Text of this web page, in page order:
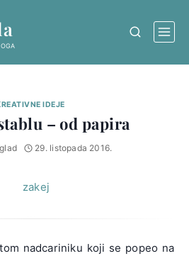
IDEJE
– od papira
29. listopada 2016.
nadcariniku koji se popeo na